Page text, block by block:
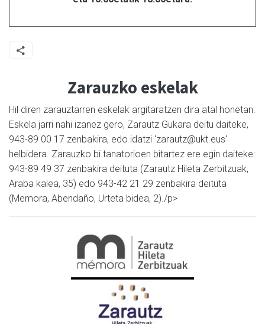
Zarauzko eskelak
Hil diren zarauztarren eskelak argitaratzen dira atal honetan.
Eskela jarri nahi izanez gero, Zarautz Gukara deitu daiteke,
943-89 00 17 zenbakira, edo idatzi 'zarautz@ukt.eus'
helbidera. Zarauzko bi tanatorioen bitartez ere egin daiteke:
943-89 49 37 zenbakira deituta (Zarautz Hileta Zerbitzuak,
Araba kalea, 35) edo 943-42 21 29 zenbakira deituta
(Memora, Abendaño, Urteta bidea, 2)./p>